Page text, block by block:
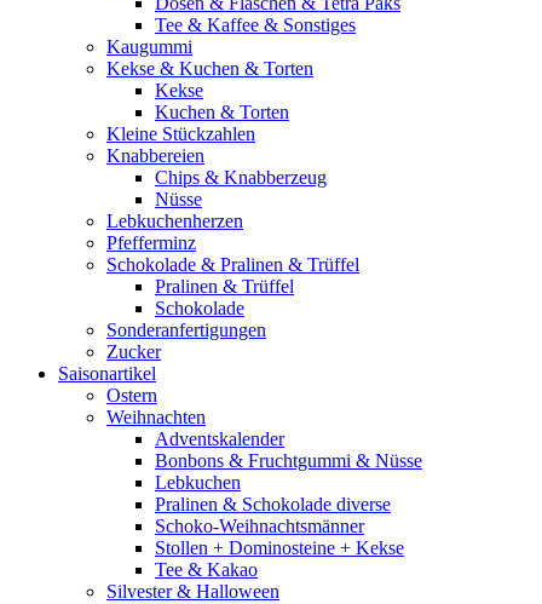
Tee & Kaffee & Sonstiges
Kaugummi
Kekse & Kuchen & Torten
Kekse
Kuchen & Torten
Kleine Stückzahlen
Knabbereien
Chips & Knabberzeug
Nüsse
Lebkuchenherzen
Pfefferminz
Schokolade & Pralinen & Trüffel
Pralinen & Trüffel
Schokolade
Sonderanfertigungen
Zucker
Saisonartikel
Ostern
Weihnachten
Adventskalender
Bonbons & Fruchtgummi & Nüsse
Lebkuchen
Pralinen & Schokolade diverse
Schoko-Weihnachtsmänner
Stollen + Dominosteine + Kekse
Tee & Kakao
Silvester & Halloween